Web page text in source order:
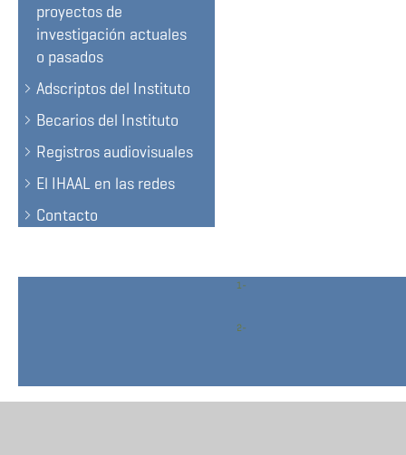
proyectos de
investigación actuales
o pasados
Adscriptos del Instituto
Becarios del Instituto
Registros audiovisuales
El IHAAL en las redes
Contacto